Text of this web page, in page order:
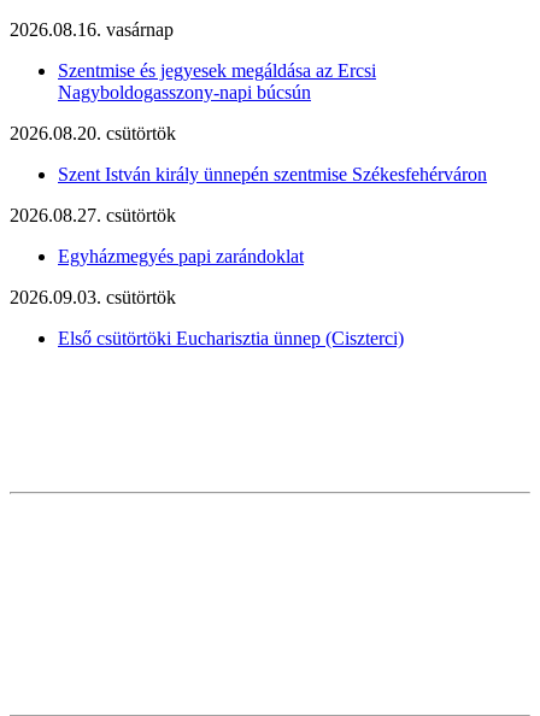
2026.08.16. vasárnap
Szentmise és jegyesek megáldása az Ercsi
Nagyboldogasszony-napi búcsún
2026.08.20. csütörtök
Szent István király ünnepén szentmise Székesfehérváron
2026.08.27. csütörtök
Egyházmegyés papi zarándoklat
2026.09.03. csütörtök
Első csütörtöki Eucharisztia ünnep (Ciszterci)